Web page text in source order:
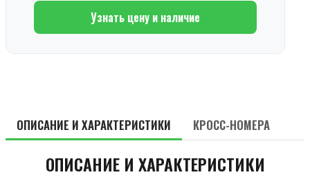
Узнать цену и наличие
ОПИСАНИЕ И ХАРАКТЕРИСТИКИ КРОСС-НОМЕРА
ОПИСАНИЕ И ХАРАКТЕРИСТИКИ